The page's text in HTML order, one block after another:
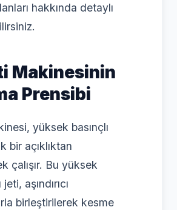
hakkında detaylı
Makinesinin
Prensibi
yüksek basınçlı
bir açıklıktan
çalışır. Bu yüksek
aşındırıcı
birleştirilerek kesme